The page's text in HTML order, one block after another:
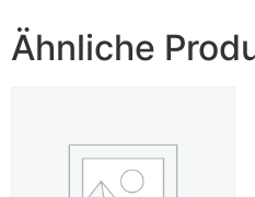
Ähnliche